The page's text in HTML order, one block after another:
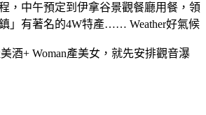
，中午預定到伊拿谷景觀餐廳用餐，領
」有著名的4W特產…… Weather好氣候
酒+ Woman產美女，就先安排觀音瀑